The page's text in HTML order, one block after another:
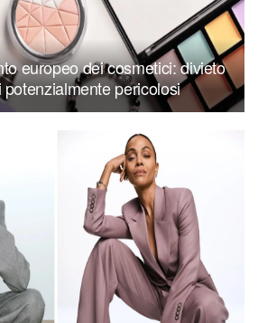
europeo dei cosmetici: divieto
pericolosi